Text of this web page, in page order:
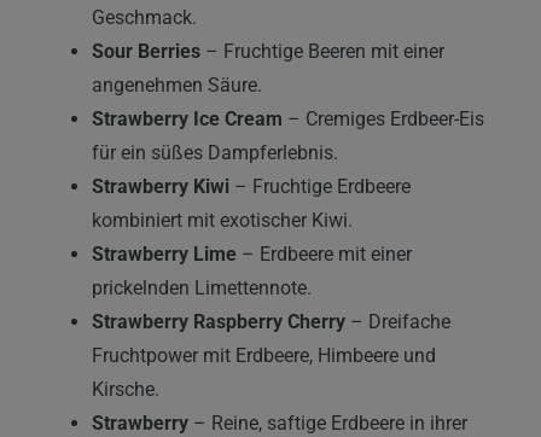
Geschmack.
Sour Berries – Fruchtige Beeren mit einer
angenehmen Säure.
Strawberry Ice Cream – Cremiges Erdbeer-Eis
für ein süßes Dampferlebnis.
Strawberry Kiwi – Fruchtige Erdbeere
kombiniert mit exotischer Kiwi.
Strawberry Lime – Erdbeere mit einer
prickelnden Limettennote.
Strawberry Raspberry Cherry – Dreifache
Fruchtpower mit Erdbeere, Himbeere und
Kirsche.
Strawberry – Reine, saftige Erdbeere in ihrer